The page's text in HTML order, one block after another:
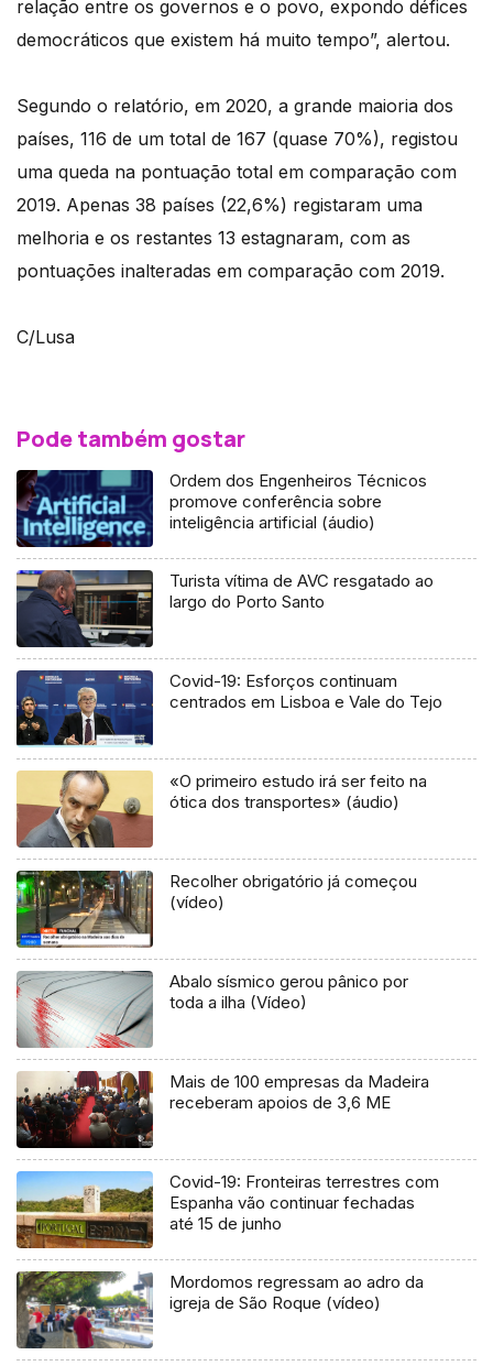
relação entre os governos e o povo, expondo défices
democráticos que existem há muito tempo”, alertou.
Segundo o relatório, em 2020, a grande maioria dos
países, 116 de um total de 167 (quase 70%), registou
uma queda na pontuação total em comparação com
2019. Apenas 38 países (22,6%) registaram uma
melhoria e os restantes 13 estagnaram, com as
pontuações inalteradas em comparação com 2019.
C/Lusa
Pode também gostar
Ordem dos Engenheiros Técnicos
promove conferência sobre
inteligência artificial (áudio)
Turista vítima de AVC resgatado ao
largo do Porto Santo
Covid-19: Esforços continuam
centrados em Lisboa e Vale do Tejo
«O primeiro estudo irá ser feito na
ótica dos transportes» (áudio)
Recolher obrigatório já começou
(vídeo)
Abalo sísmico gerou pânico por
toda a ilha (Vídeo)
Mais de 100 empresas da Madeira
receberam apoios de 3,6 ME
Covid-19: Fronteiras terrestres com
Espanha vão continuar fechadas
até 15 de junho
Mordomos regressam ao adro da
igreja de São Roque (vídeo)